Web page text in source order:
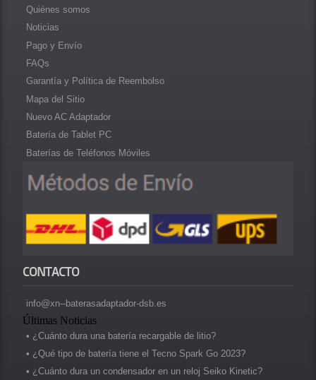
Quiénes somos
Noticias
Pago y Envío
FAQs
Garantía y Política de Reembolso
Mapa del Sitio
Nuevo AC Adaptador
Batería de Tablet PC
Baterías de Teléfonos Móviles
CONTACTO
info@xn--baterasadaptador-dsb.es
Últimas Noticias
• ¿Cuánto dura una batería recargable de litio?
• ¿Qué tipo de batería tiene el Tecno Spark Go 2023?
• ¿Cuánto dura un condensador en un reloj Seiko Kinetic?